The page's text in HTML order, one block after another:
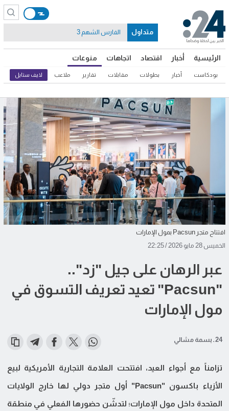
الرئيسية أخبار اقتصاد اتجاهات منوعات
بودكاست أخبار بطولات مقابلات تقارير ملاعب لايف ستايل
متداول الفارس الشهم 3
افتتاح متجر Pacsun بمول الإمارات
الخميس 28 مايو 2026 / 22:25
عبر الرهان على جيل "زد"..
"Pacsun" تعيد تعريف التسوق في
مول الإمارات
24 ـ بسمة مشالي
تزامناً مع أجواء العيد، افتتحت العلامة التجارية الأمريكية لبيع
الأزياء باكسون "Pacsun" أول متجر دولي لها خارج الولايات
المتحدة داخل مول الإمارات؛ لتدشّن حضورها الفعلي في منطقة